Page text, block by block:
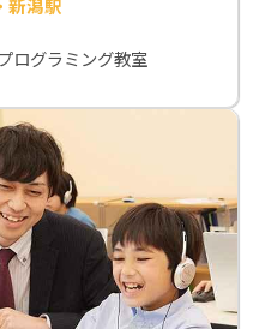
新潟駅
ログラミング教室